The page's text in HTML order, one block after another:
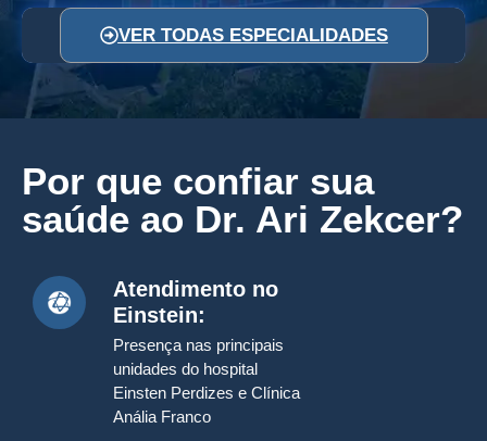
VER TODAS ESPECIALIDADES
Por que confiar sua
saúde ao Dr. Ari Zekcer?
Atendimento no
Einstein:
Presença nas principais
unidades do hospital
Einsten Perdizes e Clínica
Anália Franco